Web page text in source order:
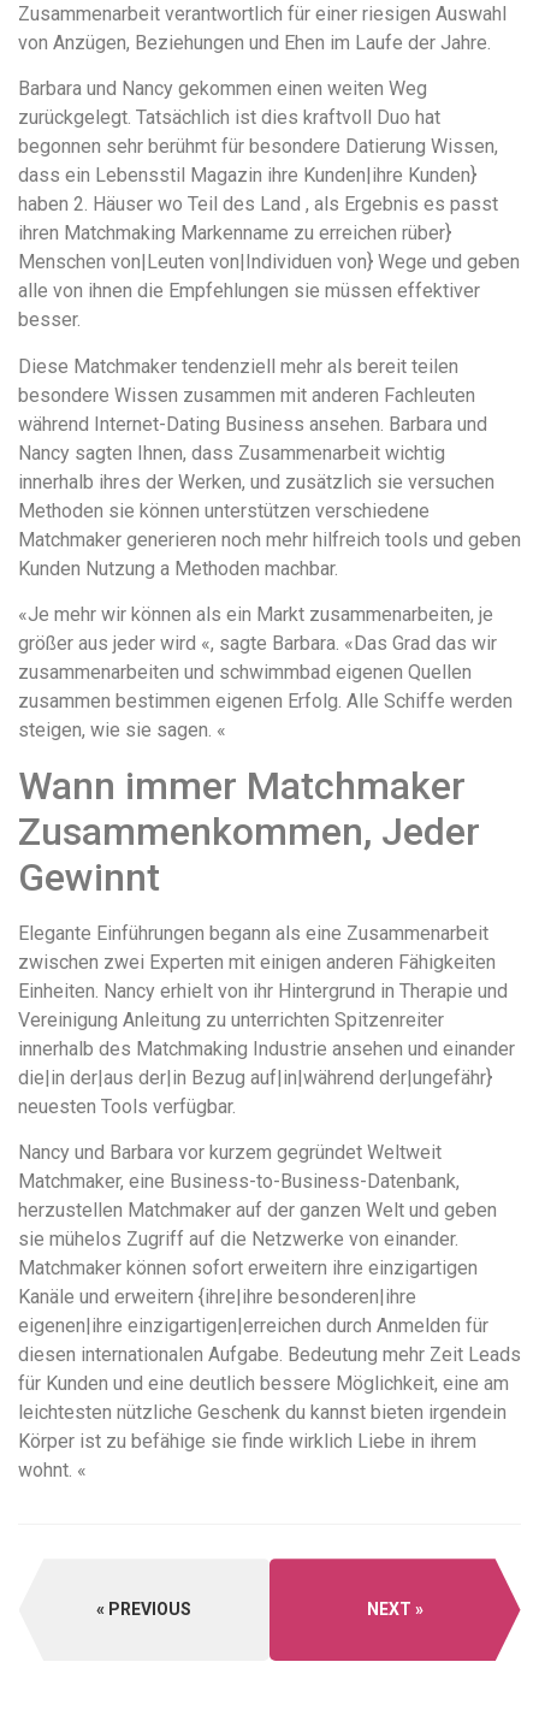
Zusammenarbeit verantwortlich für einer riesigen Auswahl
von Anzügen, Beziehungen und Ehen im Laufe der Jahre.
Barbara und Nancy gekommen einen weiten Weg
zurückgelegt. Tatsächlich ist dies kraftvoll Duo hat
begonnen sehr berühmt für besondere Datierung Wissen,
dass ein Lebensstil Magazin ihre Kunden|ihre Kunden}
haben 2. Häuser wo Teil des Land , als Ergebnis es passt
ihren Matchmaking Markenname zu erreichen rüber}
Menschen von|Leuten von|Individuen von} Wege und geben
alle von ihnen die Empfehlungen sie müssen effektiver
besser.
Diese Matchmaker tendenziell mehr als bereit teilen
besondere Wissen zusammen mit anderen Fachleuten
während Internet-Dating Business ansehen. Barbara und
Nancy sagten Ihnen, dass Zusammenarbeit wichtig
innerhalb ihres der Werken, und zusätzlich sie versuchen
Methoden sie können unterstützen verschiedene
Matchmaker generieren noch mehr hilfreich tools und geben
Kunden Nutzung a Methoden machbar.
«Je mehr wir können als ein Markt zusammenarbeiten, je
größer aus jeder wird «, sagte Barbara. «Das Grad das wir
zusammenarbeiten und schwimmbad eigenen Quellen
zusammen bestimmen eigenen Erfolg. Alle Schiffe werden
steigen, wie sie sagen. «
Wann immer Matchmaker
Zusammenkommen, Jeder
Gewinnt
Elegante Einführungen begann als eine Zusammenarbeit
zwischen zwei Experten mit einigen anderen Fähigkeiten
Einheiten. Nancy erhielt von ihr Hintergrund in Therapie und
Vereinigung Anleitung zu unterrichten Spitzenreiter
innerhalb des Matchmaking Industrie ansehen und einander
die|in der|aus der|in Bezug auf|in|während der|ungefähr}
neuesten Tools verfügbar.
Nancy und Barbara vor kurzem gegründet Weltweit
Matchmaker, eine Business-to-Business-Datenbank,
herzustellen Matchmaker auf der ganzen Welt und geben
sie mühelos Zugriff auf die Netzwerke von einander.
Matchmaker können sofort erweitern ihre einzigartigen
Kanäle und erweitern {ihre|ihre besonderen|ihre
eigenen|ihre einzigartigen|erreichen durch Anmelden für
diesen internationalen Aufgabe. Bedeutung mehr Zeit Leads
für Kunden und eine deutlich bessere Möglichkeit, eine am
leichtesten nützliche Geschenk du kannst bieten irgendein
Körper ist zu befähige sie finde wirklich Liebe in ihrem
wohnt. «
PREVIOUS NEXT